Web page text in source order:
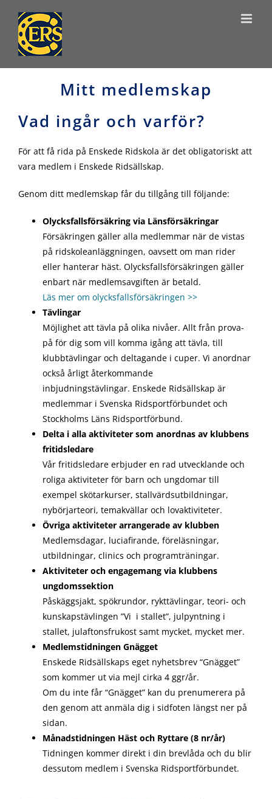
content
Mitt medlemskap
Vad ingår och varför?
För att få rida på Enskede Ridskola är det obligatoriskt att
vara medlem i Enskede Ridsällskap.
Genom ditt medlemskap får du tillgång till följande:
Olycksfallsförsäkring via Länsförsäkringar
Försäkringen gäller alla medlemmar när de vistas
på ridskoleanläggningen, oavsett om man rider
eller hanterar häst. Olycksfallsförsäkringen gäller
enbart när medlemsavgiften är betald.
Läs mer om olycksfallsförsäkringen >>
Tävlingar
Möjlighet att tävla på olika nivåer. Allt från prova-
på för dig som vill komma igång att tävla, till
klubbtävlingar och deltagande i cuper. Vi anordnar
också årligt återkommande
inbjudningstävlingar. Enskede Ridsällskap är
medlemmar i Svenska Ridsportförbundet och
Stockholms Läns Ridsportförbund.
Delta i alla aktiviteter som anordnas av klubbens
fritidsledare
Vår fritidsledare erbjuder en rad utvecklande och
roliga aktiviteter för barn och ungdomar till
exempel skötarkurser, stallvärdsutbildningar,
nybörjarteori, temakvällar och lovaktiviteter.
Övriga aktiviteter arrangerade av klubben
Medlemsdagar, luciafirande, föreläsningar,
utbildningar, clinics och programträningar.
Aktiviteter och engagemang via klubbens
ungdomssektion
Påskäggsjakt, spökrundor, rykttävlingar, teori- och
kunskapstävlingen ”Vi i stallet”, julpyntning i
stallet, julaftonsfrukost samt mycket, mycket mer.
Medlemstidningen Gnägget
Enskede Ridsällskaps eget nyhetsbrev “Gnägget”
som kommer ut via mejl cirka 4 ggr/år.
Om du inte får “Gnägget” kan du prenumerera på
den genom att anmäla dig i sidfoten längst ner på
sidan.
Månadstidningen Häst och Ryttare (8 nr/år)
Tidningen kommer direkt i din brevlåda och du blir
dessutom medlem i Svenska Ridsportförbundet.